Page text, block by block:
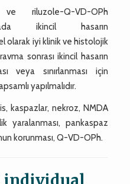
riluzole-Q-VD-OPh
ikincil hasarın
olarak iyi klinik ve histolojik
sonrası ikincil hasarın
veya sınırlanması için
yapılmalıdır.
kaspazlar, nekroz, NMDA
yaralanması, pankaspaz
korunması, Q-VD-OPh.
individual